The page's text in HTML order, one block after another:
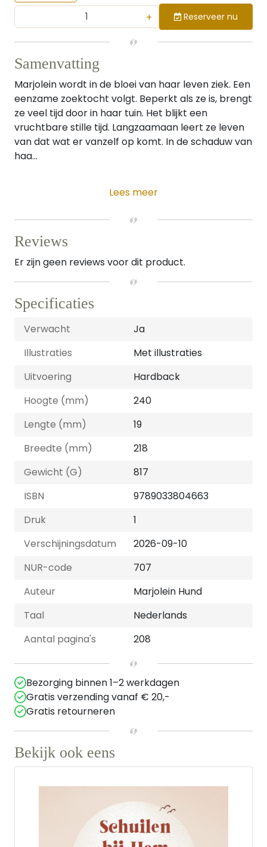
+ Reserveer nu
Samenvatting
Marjolein wordt in de bloei van haar leven ziek. Een
eenzame zoektocht volgt. Beperkt als ze is, brengt
ze veel tijd door in haar tuin. Het blijkt een
vruchtbare stille tijd. Langzaamaan leert ze leven
van dat wat er vanzelf op komt. In de schaduw van
haa...
Lees meer
Reviews
Er zijn geen reviews voor dit product.
Specificaties
Verwacht
Ja
Illustraties
Met illustraties
Uitvoering
Hardback
Hoogte (mm)
240
Lengte (mm)
19
Breedte (mm)
218
Gewicht (G)
817
ISBN
9789033804663
Druk
1
Verschijningsdatum
2026-09-10
NUR-code
707
Auteur
Marjolein Hund
Taal
Nederlands
Aantal pagina's
208
Bezorging binnen 1–2 werkdagen
Gratis verzending vanaf € 20,-
Gratis retourneren
Bekijk ook eens